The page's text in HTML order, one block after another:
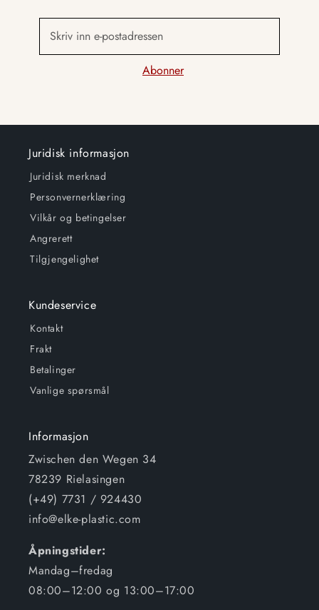
Skriv inn e-postadressen
Abonner
Juridisk informasjon
Juridisk merknad
Personvernerklæring
Vilkår og betingelser
Angrerett
Tilgjengelighet
Kundeservice
Kontakt
Frakt
Betalinger
Vanlige spørsmål
Informasjon
Zwischen den Wegen 34
78239 Rielasingen
(+49) 7731 / 924430
info@elke-plastic.com
Åpningstider:
Mandag–fredag
08:00–12:00 og 13:00–17:00